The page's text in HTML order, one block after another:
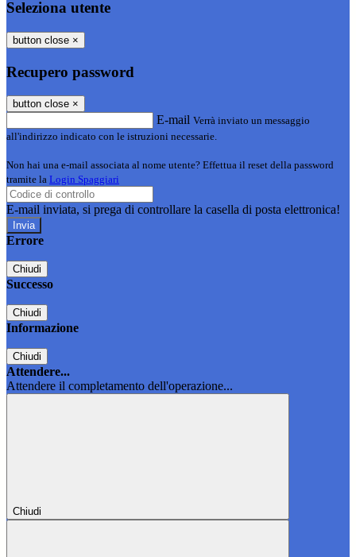
Seleziona utente
button close ×
Recupero password
button close ×
E-mail Verrà inviato un messaggio
all'indirizzo indicato con le istruzioni necessarie.
Non hai una e-mail associata al nome utente? Effettua il reset della password
tramite la Login Spaggiari
E-mail inviata, si prega di controllare la casella di posta elettronica!
Errore
Chiudi
Successo
Chiudi
Informazione
Chiudi
Attendere...
Attendere il completamento dell'operazione...
Chiudi